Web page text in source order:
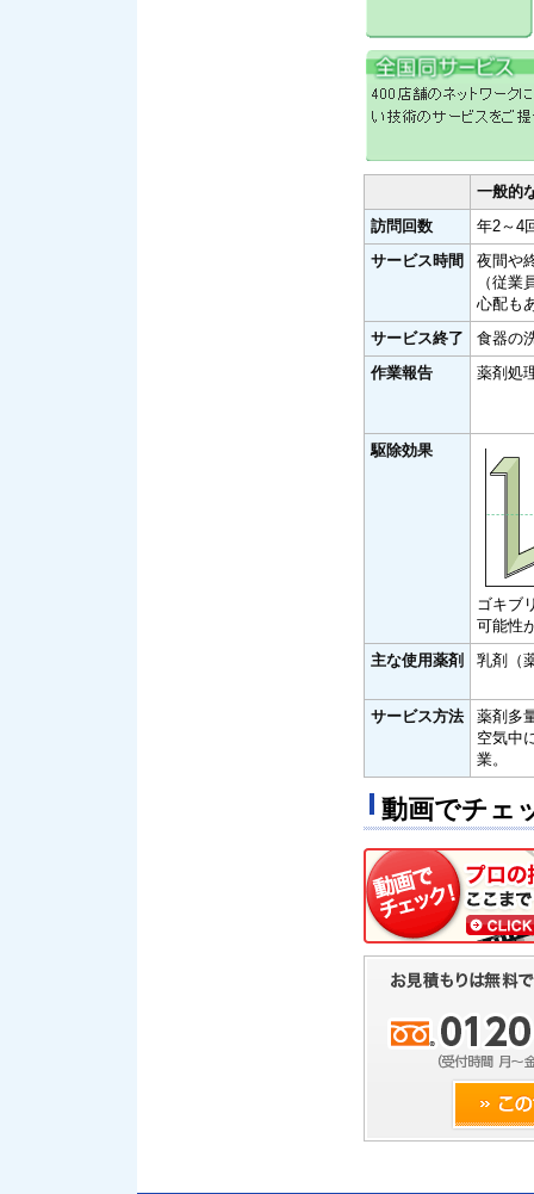
一般的
訪問回数
年2～4
サービス時間
夜間や
（従
心配も
サービス終了
食器の
作業報告
薬剤処
駆除効果
ゴキブ
可能性
主な使用薬剤
乳剤（
サービス方法
薬剤多
空気中
業。
動画でチェ